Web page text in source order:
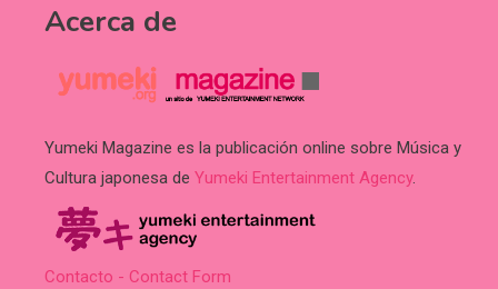
Acerca de
Yumeki Magazine es la publicación online sobre Música y
Cultura japonesa de Yumeki Entertainment Agency.
Contacto - Contact Form